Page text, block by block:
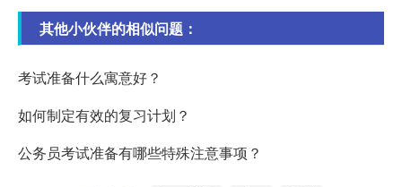
其他小伙伴的相似问题：
考试准备什么寓意好？
如何制定有效的复习计划？
公务员考试准备有哪些特殊注意事项？